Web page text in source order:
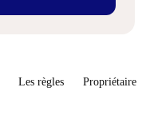
Les règles Propriétaire